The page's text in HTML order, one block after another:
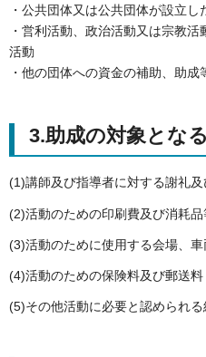
・公共団体又は公共団体が設立し
・営利活動、政治活動又は宗教
活動
・他の団体への資金の補助、助成
3.助成の対象とな
(1)講師及び指導者に対する謝礼
(2)活動のための印刷費及び消耗
(3)活動のために使用する会場、
(4)活動のための保険料及び郵送料
(5)その他活動に必要と認められる